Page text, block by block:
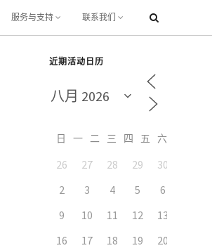
服务与支持 联系我们
近期活动日历
日 一 二 三 四 五
26 27 28 29 30
2
3 4 5 6
9
10 11 12 13
16
17 18 19 20